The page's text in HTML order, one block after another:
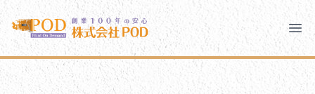
メインコンテンツにスキップ
株式会社ペイント・オン・デマンド
千葉の外壁塗装・屋根塗装なら創業100年の安心 ペイン
株式会社ペイント・オン・デマンド
モバイルメニュー
PODのまちづくり